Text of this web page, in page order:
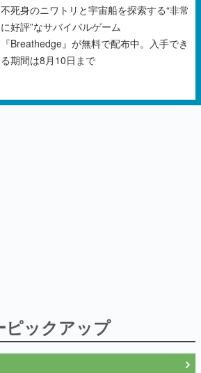
る期間は8月10日まで
「現実より意味のある仮想世界を作る」
──『EVE Online』の生みの親が18年掲げ